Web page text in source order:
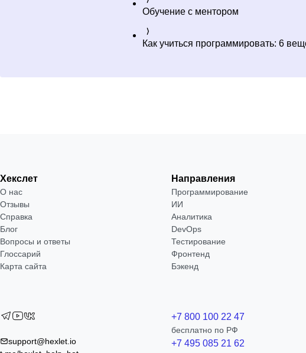
Обучение с ментором
Как учиться программировать: 6
Хекслет
О нас
Отзывы
Справка
Блог
Вопросы и ответы
Глоссарий
Карта сайта
Направления
Программирование
ИИ
Аналитика
DevOps
Тестирование
Фронтенд
Бэкенд
support@hexlet.io
+7 800 100 22 47
бесплатно по РФ
+7 495 085 21 62